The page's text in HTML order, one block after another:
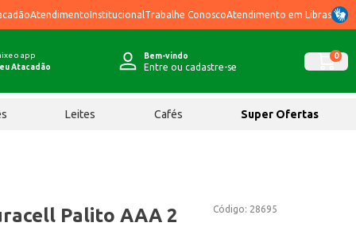
AtendimentoInstitucional Trabalhe ConoscoAtendimento em Libras
o app
Atacadão
Bem-vindo
Entre ou cadastre-se
0
Leites Cafés Super Ofertas
Código: 28695
Palito AAA 2